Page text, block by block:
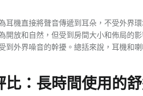
耳機直接將聲音傳遞到耳朵，不受外界
開放和自然，但受到房間大小和佈局的
到外界噪音的幹擾。總括來說，耳機和
比：長時間使用的